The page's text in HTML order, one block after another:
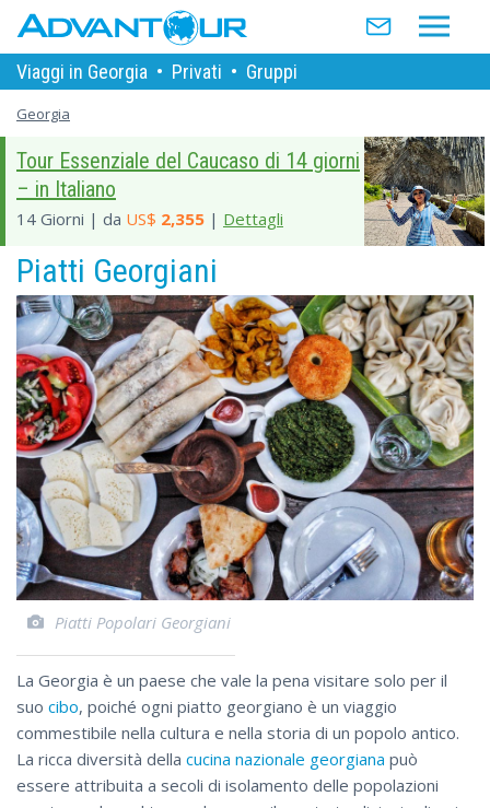
Viaggi in Georgia • Privati • Gruppi
Georgia
Tour Essenziale del Caucaso di 14 giorni
– in Italiano
14 Giorni | da US$ 2,355 | Dettagli
Piatti Georgiani
Piatti Popolari Georgiani
La Georgia è un paese che vale la pena visitare solo per il
suo cibo, poiché ogni piatto georgiano è un viaggio
commestibile nella cultura e nella storia di un popolo antico.
La ricca diversità della cucina nazionale georgiana può
essere attribuita a secoli di isolamento delle popolazioni